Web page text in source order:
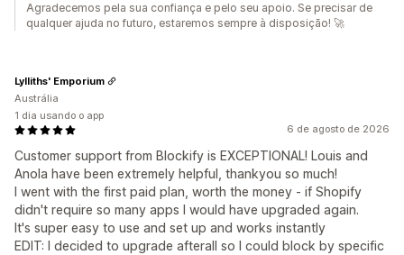
Agradecemos pela sua confiança e pelo seu apoio. Se precisar de
qualquer ajuda no futuro, estaremos sempre à disposição! 🚀
6 de agosto de 2026
Customer support from Blockify is EXCEPTIONAL! Louis and
Anola have been extremely helpful, thankyou so much!
I went with the first paid plan, worth the money - if Shopify
didn't require so many apps I would have upgraded again.
It's super easy to use and set up and works instantly
EDIT: I decided to upgrade afterall so I could block by specific
Lylliths' Emporium
Austrália
1 dia usando o app